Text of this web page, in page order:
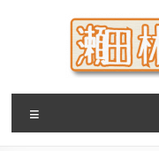
瀬田・林
大阪公立大学 大学院
立大学 理学部 情報数